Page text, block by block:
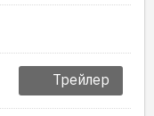
Трейлер